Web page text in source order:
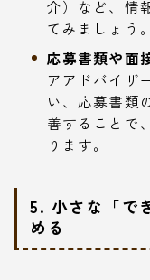
介）など、情
てみましょう。
応募書類や面
アアドバイザ
い、応募書類
善することで
ります。
5. 小さな「で
める